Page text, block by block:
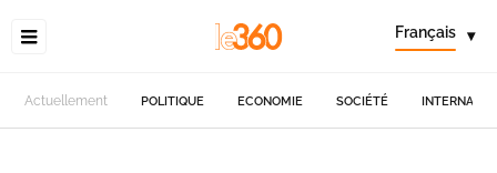
Français ▾
Actuellement POLITIQUE ECONOMIE SOCIÉTÉ